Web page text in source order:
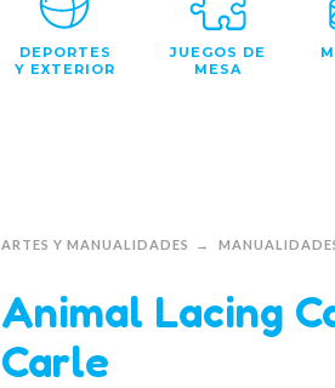
DEPORTES
Y EXTERIOR
JUEGOS DE
MESA
ARTES Y MANUALIDADES
Animal Lacing
Carle